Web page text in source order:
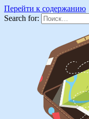
Перейти к содержанию
Search for: